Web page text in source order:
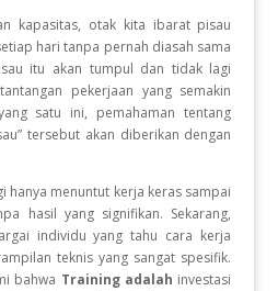
kapasitas, otak kita ibarat pisau
hari tanpa pernah diasah sama
itu akan tumpul dan tidak lagi
pekerjaan yang semakin
satu ini, pemahaman tentang
tersebut akan diberikan dengan
hanya menuntut kerja keras sampai
hasil yang signifikan. Sekarang,
individu yang tahu cara kerja
teknis yang sangat spesifik.
bahwa Training adalah investasi